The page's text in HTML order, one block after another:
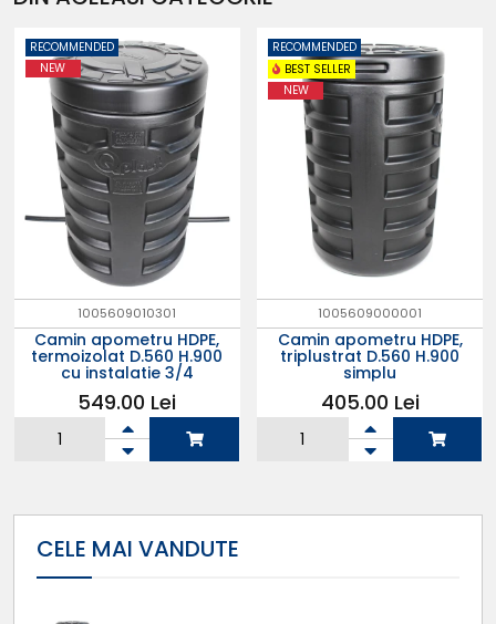
RECOMMENDED
NEW
1005609010301
Camin apometru HDPE,
termoizolat D.560 H.900
cu instalatie 3/4
549.00 Lei
RECOMMENDED
BEST SELLER
NEW
1005609000001
Camin apometru HDPE,
triplustrat D.560 H.900
simplu
405.00 Lei
CELE MAI VANDUTE